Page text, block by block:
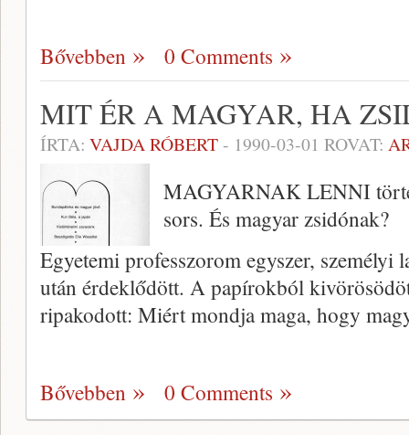
Bővebben 0 Comments
MIT ÉR A MAGYAR, HA
ÍRTA: VAJDA RÓBERT- 1990-03-01 ROVAT:
MAGYARNAK LENNI
sors. És magyar zsidónak?
Egyetemi professzorom egyszer, személyi
után érdeklődött. A papírokból
ripakodott: Miért mondja maga, hogy
Bővebben 0 Comments